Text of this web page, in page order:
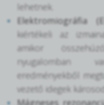
lehetnek.
Elektromiográfia
kiértékeli az
amikor
nyugalomban
eredményekből
vezető idegek